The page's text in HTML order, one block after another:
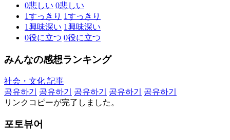
0悲しい 0悲しい
1すっきり 1すっきり
1興味深い 1興味深い
0役に立つ 0役に立つ
みんなの感想ランキング
社会・文化 記事
공유하기
공유하기 공유하기 공유하기
공유하기
リンクコピーが完了しました。
포토뷰어